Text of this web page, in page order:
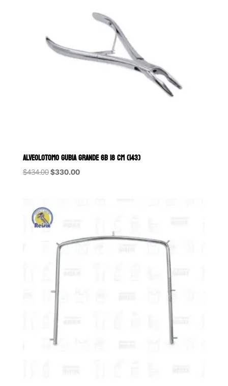
ALVEOLOTOMO GUBIA GRANDE 6B 18 CM (143)
$434.00Original
$330.00Current